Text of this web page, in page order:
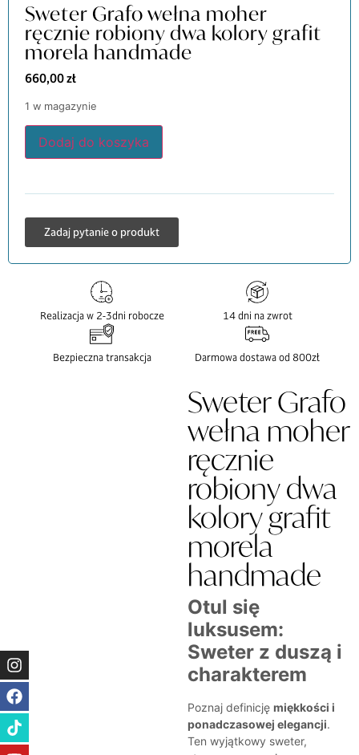
Sweter Grafo
wełna moher
ręcznie
robiony dwa
kolory grafit
morela
handmade
Otul się
luksusem:
Sweter z duszą i
charakterem
Poznaj definicję miękkości i
ponadczasowej elegancji.
Ten wyjątkowy sweter,
Sweter Grafo wełna moher
ręcznie robiony dwa kolory grafit
morela handmade
660,00zł
1 w magazynie
Dodaj do koszyka
Zadaj pytanie o produkt
Realizacja w 2-3dni robocze 14 dni na zwrot
Bezpieczna transakcja Darmowa dostawa od 800zł